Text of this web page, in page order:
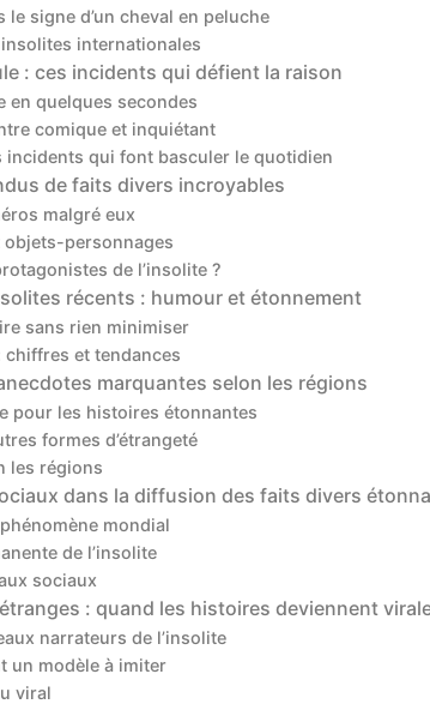
signe d’un cheval en peluche
internationales
: ces incidents qui défient la raison
en quelques secondes
comique et inquiétant
incidents qui font basculer le quotidien
de faits divers incroyables
malgré eux
objets-personnages
de l’insolite ?
récents : humour et étonnement
sans rien minimiser
chiffres et tendances
marquantes selon les régions
pour les histoires étonnantes
formes d’étrangeté
les régions
dans la diffusion des faits divers
mondial
de l’insolite
sociaux
: quand les histoires deviennent
narrateurs de l’insolite
un modèle à imiter
viral